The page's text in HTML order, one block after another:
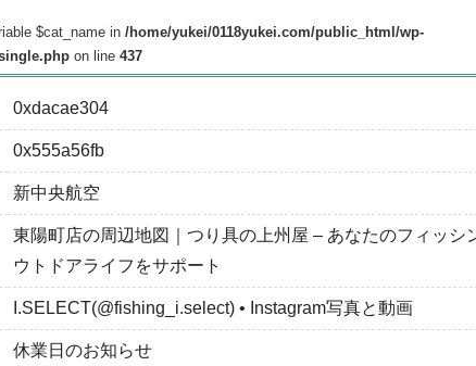
$cat_name in /home/yukei/0118yukei.com/public_html/wp-
on line 437
0xdacae304
0x555a56fb
新中央航空
東陽町店の周辺地図｜つり具の上州屋 – あなたのフィッシ
ウトドアライフをサポート
I.SELECT(@fishing_i.select) • Instagram写真と動画
休業日のお知らせ